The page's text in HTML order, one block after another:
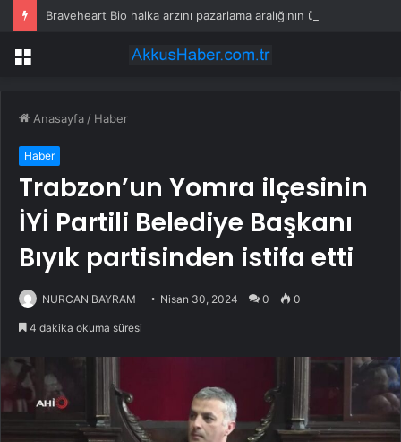
Menü
Anasayfa / Haber
Haber
Trabzon’un Yomra ilçesinin
İYİ Partili Belediye Başkanı
Bıyık partisinden istifa etti
NURCAN BAYRAM Nisan 30, 2024 0 0
4 dakika okuma süresi